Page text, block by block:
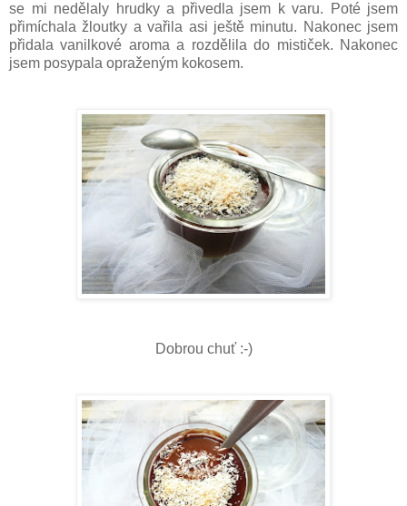
se mi nedělaly hrudky a přivedla jsem k varu. Poté jsem
přimíchala žloutky a vařila asi ještě minutu. Nakonec jsem
přidala vanilkové aroma a rozdělila do mističek. Nakonec
jsem posypala opraženým kokosem.
Dobrou chuť :-)